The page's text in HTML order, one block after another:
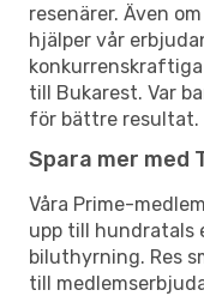
resenärer. Även
hjälper vår
till Bukarest. Var
för bättre resultat.
Spara mer med
Våra Prime-
upp till hundratals
biluthyrning. Res
till